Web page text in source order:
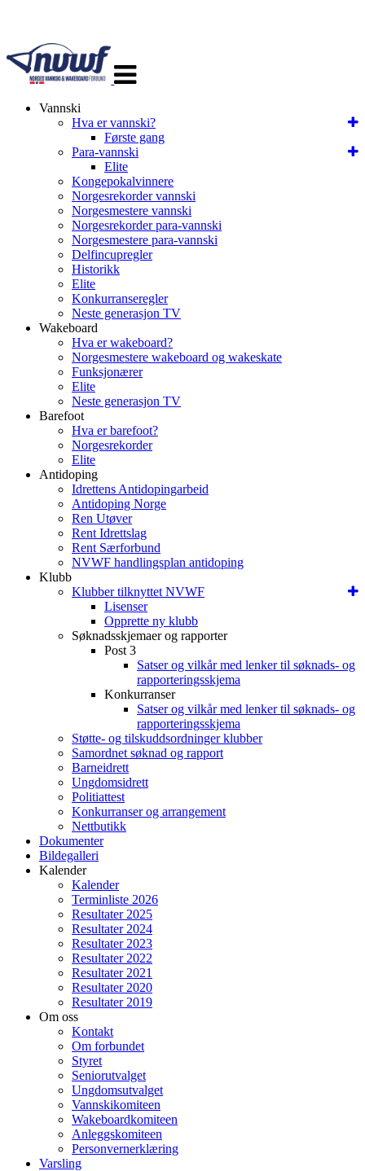
navigasjon
Vannski
Hva er vannski?
Første gang
Para-vannski
Elite
Kongepokalvinnere
Norgesrekorder vannski
Norgesmestere vannski
Norgesrekorder para-vannski
Norgesmestere para-vannski
Delfincupregler
Historikk
Elite
Konkurranseregler
Neste generasjon TV
Wakeboard
Hva er wakeboard?
Norgesmestere wakeboard og wakeskate
Funksjonærer
Elite
Neste generasjon TV
Barefoot
Hva er barefoot?
Norgesrekorder
Elite
Antidoping
Idrettens Antidopingarbeid
Antidoping Norge
Ren Utøver
Rent Idrettslag
Rent Særforbund
NVWF handlingsplan antidoping
Klubb
Klubber tilknyttet NVWF
Lisenser
Opprette ny klubb
Søknadsskjemaer og rapporter
Post 3
Satser og vilkår med lenker til søknads- og
rapporteringsskjema
Konkurranser
Satser og vilkår med lenker til søknads- og
rapporteringsskjema
Støtte- og tilskuddsordninger klubber
Samordnet søknad og rapport
Barneidrett
Ungdomsidrett
Politiattest
Konkurranser og arrangement
Nettbutikk
Dokumenter
Bildegalleri
Kalender
Kalender
Terminliste 2026
Resultater 2025
Resultater 2024
Resultater 2023
Resultater 2022
Resultater 2021
Resultater 2020
Resultater 2019
Om oss
Kontakt
Om forbundet
Styret
Seniorutvalget
Ungdomsutvalget
Vannskikomiteen
Wakeboardkomiteen
Anleggskomiteen
Personvernerklæring
Varsling